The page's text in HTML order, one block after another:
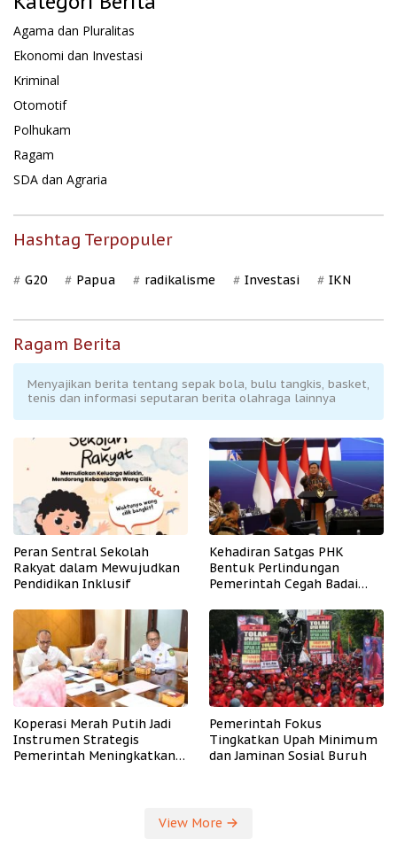
Agama dan Pluralitas
Ekonomi dan Investasi
Kriminal
Otomotif
Polhukam
Ragam
SDA dan Agraria
Hashtag Terpopuler
G20 Papua radikalisme Investasi IKN
Ragam Berita
Menyajikan berita tentang sepak bola, bulu tangkis, basket,
tenis dan informasi seputaran berita olahraga lainnya
Peran Sentral Sekolah
Rakyat dalam Mewujudkan
Pendidikan Inklusif
Kehadiran Satgas PHK
Bentuk Perlindungan
Pemerintah Cegah Badai
Koperasi Merah Putih Jadi
Instrumen Strategis
Pemerintah Meningkatkan
Pemerintah Fokus
Tingkatkan Upah Minimum
dan Jaminan Sosial Buruh
View More